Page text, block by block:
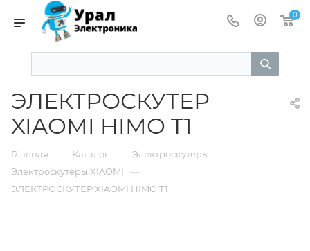
0
ЭЛЕКТРОСКУТЕР
XIAOMI HIMO T1
Главная — Каталог — Электроскутеры —
Электроскутеры XIAOMI —
ЭЛЕКТРОСКУТЕР XIAOMI HIMO T1